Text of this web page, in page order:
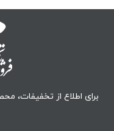
برای اطلاع از تخفیفات،